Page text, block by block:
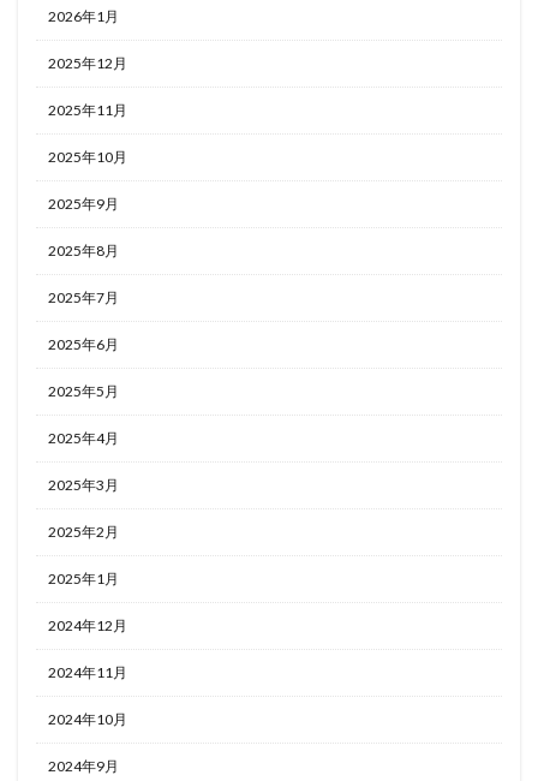
2026年1月
2025年12月
2025年11月
2025年10月
2025年9月
2025年8月
2025年7月
2025年6月
2025年5月
2025年4月
2025年3月
2025年2月
2025年1月
2024年12月
2024年11月
2024年10月
2024年9月